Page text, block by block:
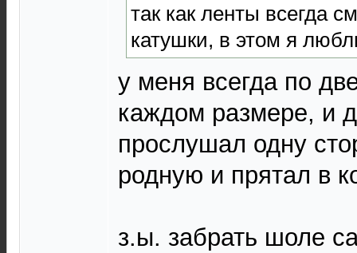
так как ленты всегда
катушки, в этом я
у меня всегда по
каждом размере, и
прослушал одну
родную и прятал в
з.ы. забрать шоле